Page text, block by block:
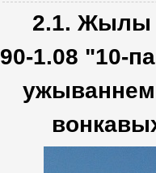
2.1. Жылы
90-1.08 "10-
ужываннем